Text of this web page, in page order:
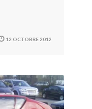
12 OCTOBRE 2012